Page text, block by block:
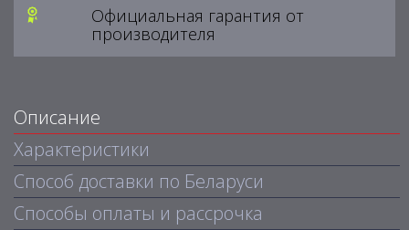
Официальная гарантия от
производителя
Описание
Характеристики
Способ доставки по Беларуси
Способы оплаты и рассрочка